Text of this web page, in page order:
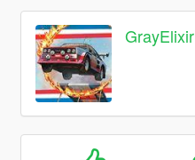
GrayElixir